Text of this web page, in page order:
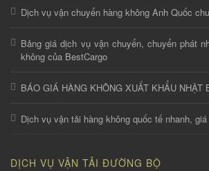
Dịch vụ vận chuyển hàng không Anh Quốc
Bảng giá dịch vụ vận chuyển, chuyển phát
không của BestCargo
BÁO GIÁ HÀNG KHÔNG XUẤT KHẨU NHẬT
Dịch vụ vận tải hàng không quốc tế nhanh,
DỊCH VỤ VẬN TẢI ĐƯỜNG BỘ